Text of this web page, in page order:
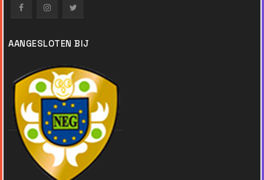
AANGESLOTEN BIJ